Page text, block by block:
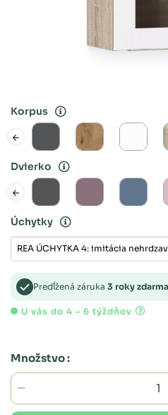
Korpus
Dvierko
Úchytky
Predĺžená záruka 3 roky zdarma
U vás do 4 - 6 týždňov
Množstvo :